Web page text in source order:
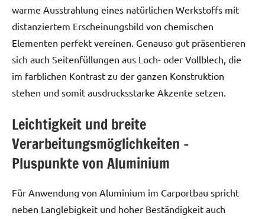
warme Ausstrahlung eines natürlichen Werkstoffs mit
distanziertem Erscheinungsbild von chemischen
Elementen perfekt vereinen. Genauso gut präsentieren
sich auch Seitenfüllungen aus Loch- oder Vollblech, die
im farblichen Kontrast zu der ganzen Konstruktion
stehen und somit ausdrucksstarke Akzente setzen.
Leichtigkeit und breite
Verarbeitungsmöglichkeiten –
Pluspunkte von Aluminium
Für Anwendung von Aluminium im Carportbau spricht
neben Langlebigkeit und hoher Beständigkeit auch